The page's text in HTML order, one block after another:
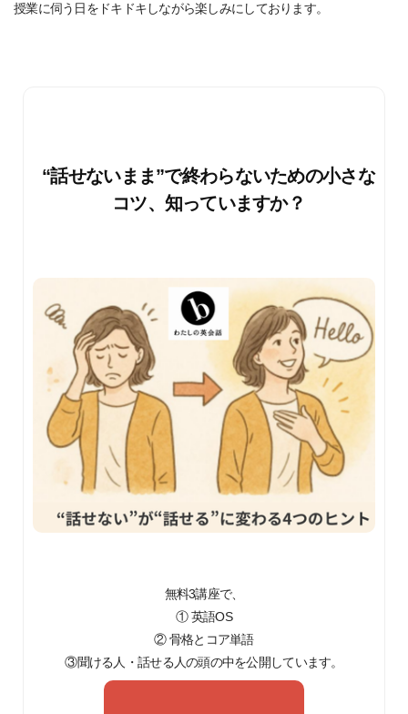
授業に伺う日をドキドキしながら楽しみにしております。
“話せないまま”で終わらないための小さな
コツ、知っていますか？
無料3講座で、
① 英語OS
② 骨格とコア単語
③聞ける人・話せる人の頭の中を公開しています。